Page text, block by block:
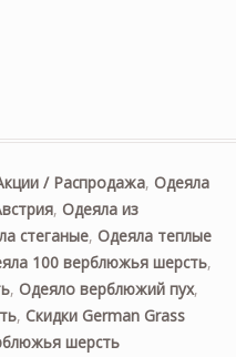
пух. «Almond
/ Распродажа, Одеяла
, Одеяла из
стеганые, Одеяла теплые
100 верблюжья шерсть,
, Одеяло верблюжий пух,
, Скидки German Grass
шерсть